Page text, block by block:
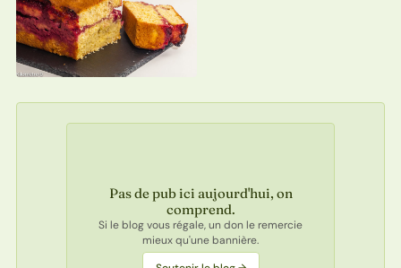
Pas de pub ici aujourd'hui, on
comprend.
Si le blog vous régale, un don le remercie
mieux qu'une bannière.